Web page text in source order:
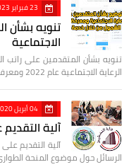
23 فبراير 2023
تنويه بشأن
الاجتماعية
تنويه بشأن المتقدمين على راتب
الرعاية الاجتماعية عام 2022 ومعرفة معلوما…
04 أبريل 2020
آلية
آلية التقديم
الرسائل حول موضوع المنحة